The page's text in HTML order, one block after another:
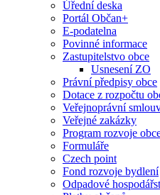
Úřední deska
Portál Občan+
E-podatelna
Povinné informace
Zastupitelstvo obce
Usnesení ZO
Právní předpisy obce
Dotace z rozpočtu
Veřejnoprávní
Veřejné zakázky
Program rozvoje
Formuláře
Czech point
Fond rozvoje bydlení
Odpadové